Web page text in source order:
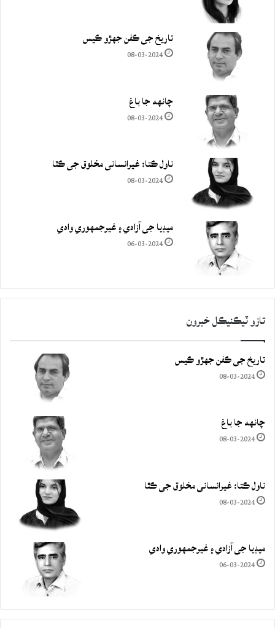
تاريخ جي ڪفن جھڙو ڪيس
08-03-2024
چانهه جا باغ
08-03-2024
ناول ڪتا: غيرانساني مخلوق جي ڪٿا
08-03-2024
ميڊيا جي آزادي ۽ غيرجمھوري وادي
06-03-2024
تازو ٽيڪنيڪل خبرون
تاريخ جي ڪفن جھڙو ڪيس
08-03-2024
چانهه جا باغ
08-03-2024
ناول ڪتا: غيرانساني مخلوق جي ڪٿا
08-03-2024
ميڊيا جي آزادي ۽ غيرجمھوري وادي
06-03-2024